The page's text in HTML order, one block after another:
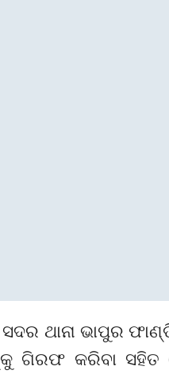
ସଦର ଥାନା ଭାପୁର
ଗିରଫ କରିବା ସହିତ